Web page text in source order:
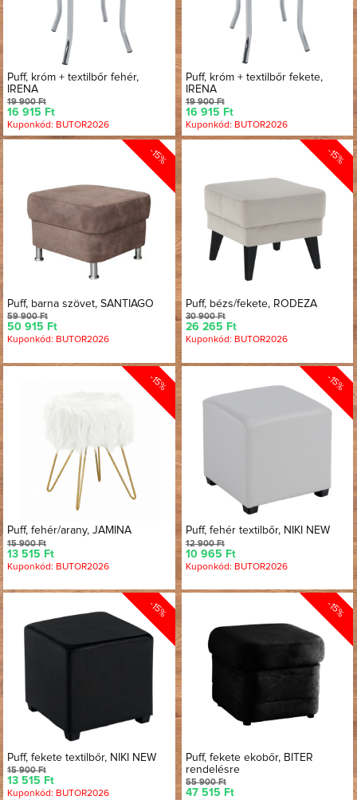
Puff, króm + textilbőr fehér,
IRENA
19 900 Ft
16 915 Ft
Kuponkód: BUTOR2026
Puff, króm + textilbőr fekete,
IRENA
19 900 Ft
16 915 Ft
Kuponkód: BUTOR2026
-15%
Puff, barna szövet, SANTIAGO
59 900 Ft
50 915 Ft
Kuponkód: BUTOR2026
-15%
Puff, bézs/fekete, RODEZA
30 900 Ft
26 265 Ft
Kuponkód: BUTOR2026
-15%
Puff, fehér/arany, JAMINA
15 900 Ft
13 515 Ft
Kuponkód: BUTOR2026
-15%
Puff, fehér textilbőr, NIKI NEW
12 900 Ft
10 965 Ft
Kuponkód: BUTOR2026
-15%
Puff, fekete textilbőr, NIKI NEW
15 900 Ft
13 515 Ft
Kuponkód: BUTOR2026
-15%
Puff, fekete ekobőr, BITER
rendelésre
55 900 Ft
47 515 Ft